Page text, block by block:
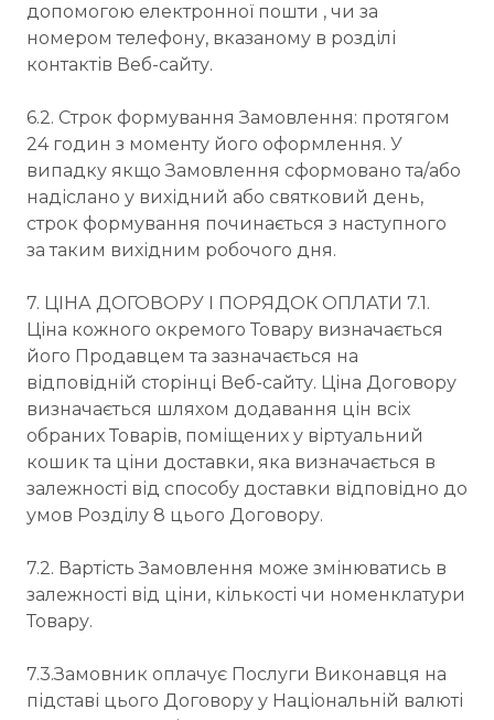
допомогою електронної пошти , чи за
номером телефону, вказаному в розділі
контактів Веб-сайту.
6.2. Строк формування Замовлення: протягом
24 годин з моменту його оформлення. У
випадку якщо Замовлення сформовано та/або
надіслано у вихідний або святковий день,
строк формування починається з наступного
за таким вихідним робочого дня.
7. ЦІНА ДОГОВОРУ І ПОРЯДОК ОПЛАТИ 7.1.
Ціна кожного окремого Товару визначається
його Продавцем та зазначається на
відповідній сторінці Веб-сайту. Ціна Договору
визначається шляхом додавання цін всіх
обраних Товарів, поміщених у віртуальний
кошик та ціни доставки, яка визначається в
залежності від способу доставки відповідно до
умов Розділу 8 цього Договору.
7.2. Вартість Замовлення може змінюватись в
залежності від ціни, кількості чи номенклатури
Товару.
7.3.Замовник оплачує Послуги Виконавця на
підставі цього Договору у Національній валюті